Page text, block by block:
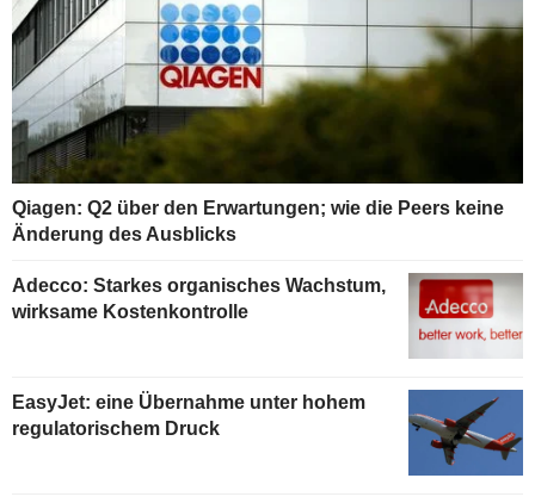
Qiagen: Q2 über den Erwartungen; wie die Peers keine
Änderung des Ausblicks
Adecco: Starkes organisches Wachstum,
wirksame Kostenkontrolle
EasyJet: eine Übernahme unter hohem
regulatorischem Druck